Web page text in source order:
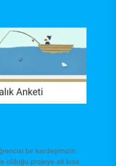
bir kardeşimizin
olduğu projeye ait kısa